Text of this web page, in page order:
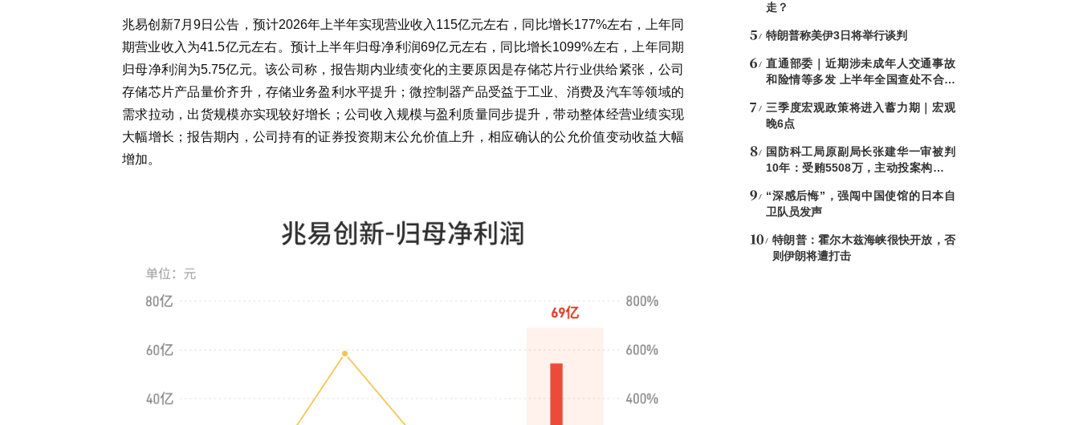
兆易创新7月9日公告，预计2026年上半年实现营业收入115亿元左右，同比增长177%左右，上年同
期营业收入为41.5亿元左右。预计上半年归母净利润69亿元左右，同比增长1099%左右，上年同期
归母净利润为5.75亿元。该公司称，报告期内业绩变化的主要原因是存储芯片行业供给紧张，公司
存储芯片产品量价齐升，存储业务盈利水平提升；微控制器产品受益于工业、消费及汽车等领域的
需求拉动，出货规模亦实现较好增长；公司收入规模与盈利质量同步提升，带动整体经营业绩实现
大幅增长；报告期内，公司持有的证券投资期末公允价值上升，相应确认的公允价值变动收益大幅
增加。
走？
特朗普称美伊3日将举行谈判
直通部委｜近期涉未成年人交通事故
和险情等多发 上半年全国查处不合格
三季度宏观政策将进入蓄力期｜宏观
晚6点
国防科工局原副局长张建华一审被判
10年：受贿5508万，主动投案构成自
“深感后悔”，强闯中国使馆的日本自
卫队员发声
特朗普：霍尔木兹海峡很快开放，否
则伊朗将遭打击